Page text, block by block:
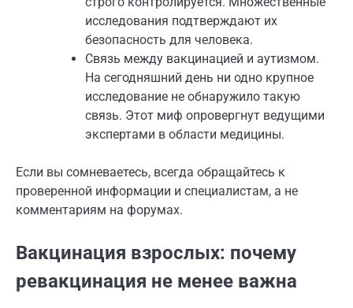
исследования подтверждают их
безопасность для человека.
Связь между вакцинацией и аутизмом.
На сегодняшний день ни одно крупное
исследование не обнаружило такую
связь. Этот миф опровергнут ведущими
экспертами в области медицины.
Если вы сомневаетесь, всегда обращайтесь к
проверенной информации и специалистам, а не
комментариям на форумах.
Вакцинация взрослых: почему
ревакцинация не менее важна